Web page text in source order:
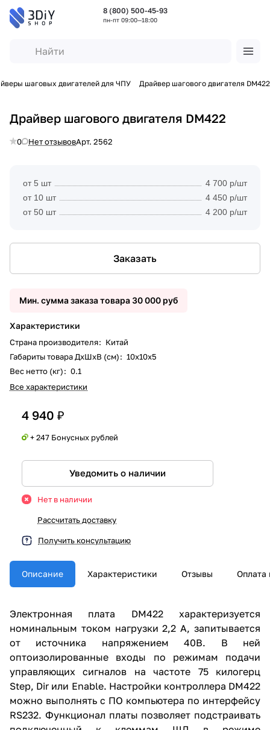
8 (800) 500-45-93
пн-пт 09:00—18:00
шаговых двигателей для ЧПУ Драйвер шагового двигателя DM422
Драйвер шагового двигателя DM422
0 Нет отзывовАрт. 2562
от 5 шт
4 700 р/шт
от 10 шт
4 450 р/шт
от 50 шт
4 200 р/шт
Заказать
Мин. сумма заказа товара 30 000 руб
Характеристики
Страна производителя: Китай
Габариты товара ДxШxВ (см): 10х10х5
Вес нетто (кг): 0.1
Все характеристики
4 940 ₽
+ 247 Бонусных рублей
Уведомить о наличии
Нет в наличии
Рассчитать доставку
Получить консультацию
Описание Характеристики Отзывы Оплата
Электронная плата DM422 характеризуется
номинальным током нагрузки 2,2 А, запитывается
от источника напряжением 40В. В ней
оптоизолированные входы по режимам подачи
управляющих сигналов на частоте 75 килогерц
Step, Dir или Enable. Настройки контроллера DM422
можно выполнять с ПО компьютера по интерфейсу
RS232. Функционал платы позволяет подстраивать